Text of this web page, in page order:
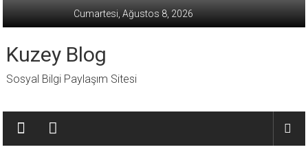
Cumartesi, Ağustos 8, 2026
Kuzey Blog
Sosyal Bilgi Paylaşım Sitesi